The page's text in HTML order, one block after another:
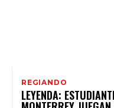
REGIANDO
LEYENDA: